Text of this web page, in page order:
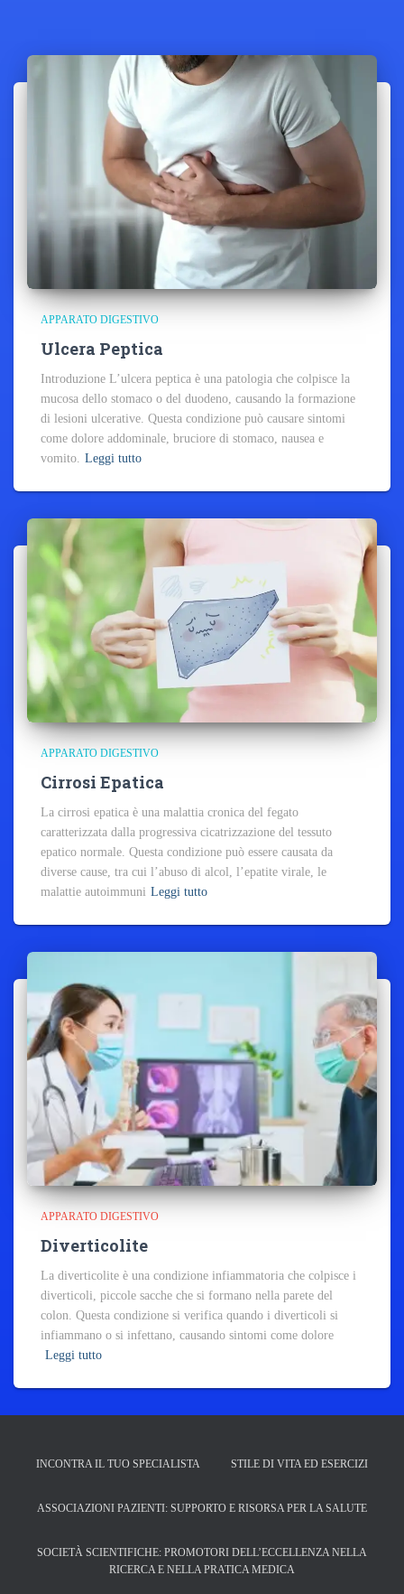
APPARATO DIGESTIVO
Ulcera Peptica
Introduzione L’ulcera peptica è una patologia che colpisce la
mucosa dello stomaco o del duodeno, causando la formazione
di lesioni ulcerative. Questa condizione può causare sintomi
come dolore addominale, bruciore di stomaco, nausea e
vomito. Leggi tutto
APPARATO DIGESTIVO
Cirrosi Epatica
La cirrosi epatica è una malattia cronica del fegato
caratterizzata dalla progressiva cicatrizzazione del tessuto
epatico normale. Questa condizione può essere causata da
diverse cause, tra cui l’abuso di alcol, l’epatite virale, le
malattie autoimmuni Leggi tutto
APPARATO DIGESTIVO
Diverticolite
La diverticolite è una condizione infiammatoria che colpisce i
diverticoli, piccole sacche che si formano nella parete del
colon. Questa condizione si verifica quando i diverticoli si
infiammano o si infettano, causando sintomi come dolore
Leggi tutto
INCONTRA IL TUO SPECIALISTA STILE DI VITA ED ESERCIZI
ASSOCIAZIONI PAZIENTI: SUPPORTO E RISORSA PER LA SALUTE
SOCIETÀ SCIENTIFICHE: PROMOTORI DELL’ECCELLENZA NELLA
RICERCA E NELLA PRATICA MEDICA